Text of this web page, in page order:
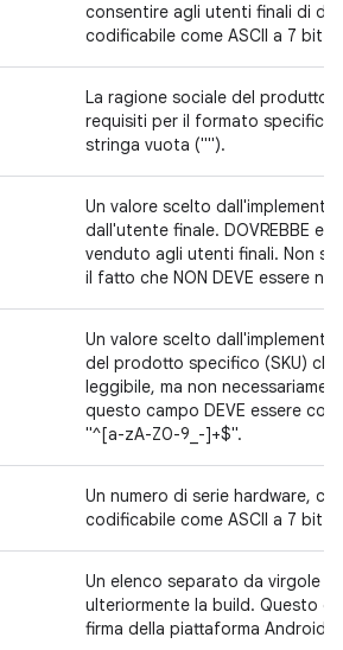
consentire agli utenti finali di
codificabile come ASCII a 7 bit
La ragione sociale del
requisiti per il formato specifico
stringa vuota ("").
Un valore scelto
dall'utente finale. DOVREBBE
venduto agli utenti finali. Non
il fatto che NON DEVE essere
Un valore scelto
del prodotto specifico (SKU)
leggibile, ma non
questo campo DEVE essere
"^[a-zA-Z0-9_-]+$".
Un numero di serie hardware,
codificabile come ASCII a 7 bit
Un elenco separato da virgole
ulteriormente la build. Questo
firma della piattaforma Android: